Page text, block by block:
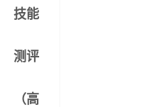
技能
测评
（高